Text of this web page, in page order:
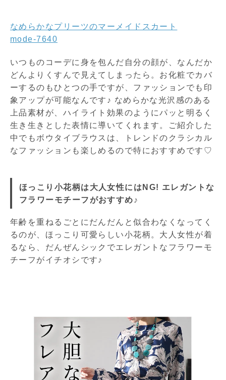
なめらかなプリーツのマーメイドスカート
mode-7640
いつものコーデに身を包んだ自分の顔が、なんだか
どんよりくすんで見えてしまったら。お化粧でカバ
ーするのもひとつの手ですが、ファッションでも印
象アップが可能なんです♪ なめらかな光沢感のある
上品素材が、ハイライト効果のようにパッと明るく
生き生きとした表情に導いてくれます。ご紹介した
中でもボウタイブラウスは、トレンドのクラシカル
なファッションも楽しめるので特におすすめです♡
ほっこり小花柄は大人女性にはNG! エレガントな
フラワーモチーフがおすすめ♪
年齢を重ねるごとにだんだんと似合わなくなってく
るのが、ほっこり可愛らしい小花柄。大人女性が着
るなら、だんぜんシックでエレガントなフラワーモ
チーフがイチオシです♪